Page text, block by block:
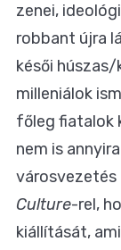
zenei,
robbant újra
késői
milleniálok
főleg fiatalok
nem is
városvezetés
Culture-rel,
kiállítását,